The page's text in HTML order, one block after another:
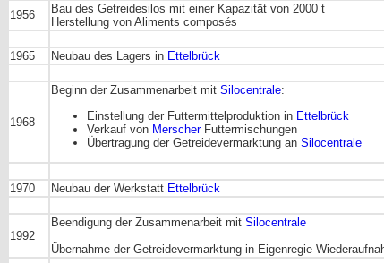
1956
Bau des Getreidesilos mit einer Kapazität von 2000 t
Herstellung von Aliments composés
1965 Neubau des Lagers in Ettelbrück
1968
Beginn der Zusammenarbeit mit Silocentrale:
Einstellung der Futtermittelproduktion in Ettelbrück
Verkauf von MerscherFuttermischungen
Übertragung der Getreidevermarktung an Silocentrale
1970 Neubau der Werkstatt Ettelbrück
1992
Beendigung der Zusammenarbeit mit Silocentrale
Übernahme der Getreidevermarktung in Eigenregie